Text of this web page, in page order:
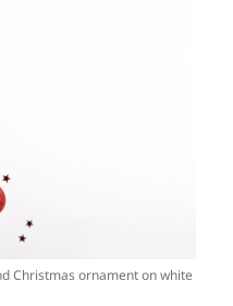
Christmas ornament on white